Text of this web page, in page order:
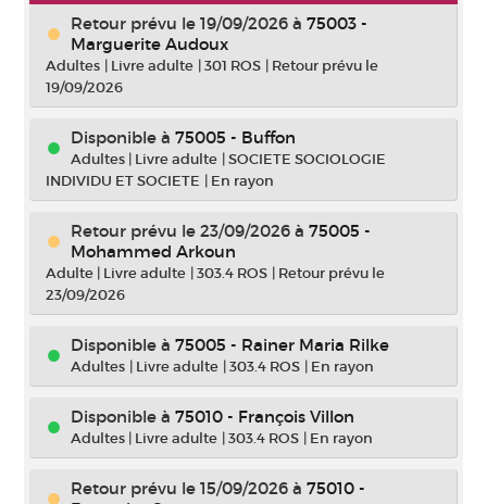
Retour prévu le 19/09/2026 à 75003 -
Marguerite Audoux
Adultes | Livre adulte |301 ROS | Retour prévu le
19/09/2026
Disponible à 75005 - Buffon
Adultes | Livre adulte |SOCIETE SOCIOLOGIE
INDIVIDU ET SOCIETE | En rayon
Retour prévu le 23/09/2026 à 75005 -
Mohammed Arkoun
Adulte | Livre adulte |303.4 ROS | Retour prévu le
23/09/2026
Disponible à 75005 - Rainer Maria Rilke
Adultes | Livre adulte |303.4 ROS | En rayon
Disponible à 75010 - François Villon
Adultes | Livre adulte |303.4 ROS | En rayon
Retour prévu le 15/09/2026 à 75010 -